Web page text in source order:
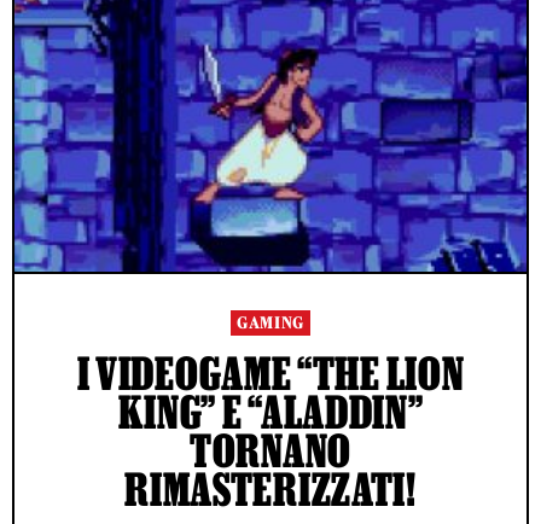
GAMING
I VIDEOGAME “THE LION
KING” E “ALADDIN”
TORNANO
RIMASTERIZZATI!